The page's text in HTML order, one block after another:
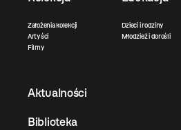
Założenia kolekcji
Artyści
Filmy
Dzieci i rodziny
Młodzież i dorośli
Aktualności
Biblioteka